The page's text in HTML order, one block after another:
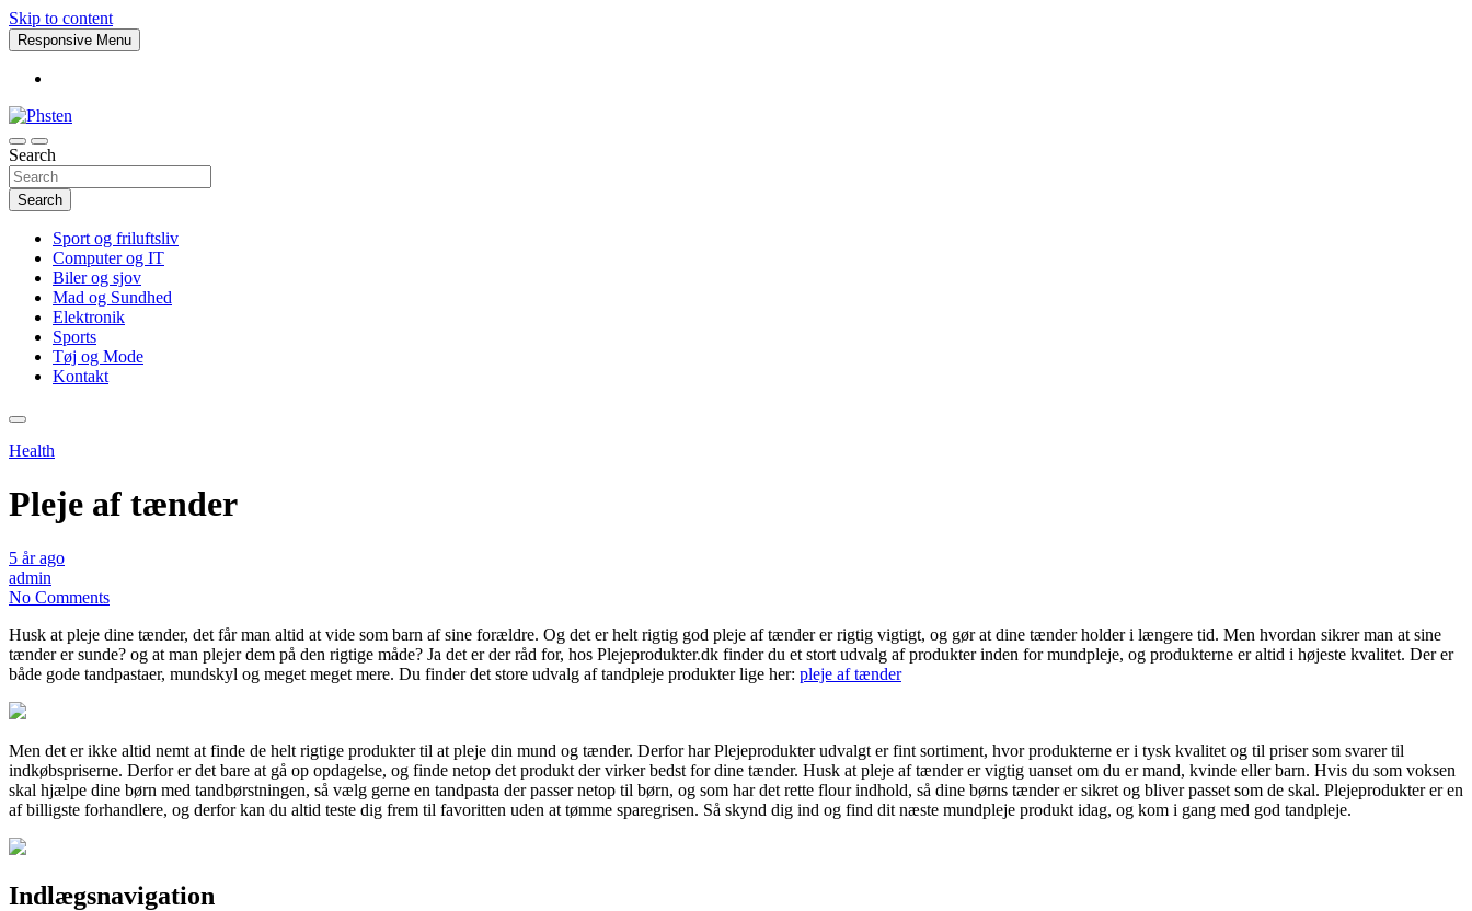
Skip to content
Responsive Menu
Phsten
Search
Search
Sport og friluftsliv
Computer og IT
Biler og sjov
Mad og Sundhed
Elektronik
Sports
Tøj og Mode
Kontakt
Health
Pleje af tænder
5 år ago
admin
No Comments
Husk at pleje dine tænder, det får man altid at vide som barn af sine forældre. Og det er helt rigtig god pleje af tænder er rigtig vigtigt, og gør at dine tænder holder i længere tid. Men hvordan sikrer man at sine
tænder er sunde? og at man plejer dem på den rigtige måde? Ja det er der råd for, hos Plejeprodukter.dk finder du et stort udvalg af produkter inden for mundpleje, og produkterne er altid i højeste kvalitet. Der er
både gode tandpastaer, mundskyl og meget meget mere. Du finder det store udvalg af tandpleje produkter lige her: pleje af tænder
Men det er ikke altid nemt at finde de helt rigtige produkter til at pleje din mund og tænder. Derfor har Plejeprodukter udvalgt er fint sortiment, hvor produkterne er i tysk kvalitet og til priser som svarer til
indkøbspriserne. Derfor er det bare at gå op opdagelse, og finde netop det produkt der virker bedst for dine tænder. Husk at pleje af tænder er vigtig uanset om du er mand, kvinde eller barn. Hvis du som voksen
skal hjælpe dine børn med tandbørstningen, så vælg gerne en tandpasta der passer netop til børn, og som har det rette flour indhold, så dine børns tænder er sikret og bliver passet som de skal. Plejeprodukter er en
af billigste forhandlere, og derfor kan du altid teste dig frem til favoritten uden at tømme sparegrisen. Så skynd dig ind og find dit næste mundpleje produkt idag, og kom i gang med god tandpleje.
Indlægsnavigation